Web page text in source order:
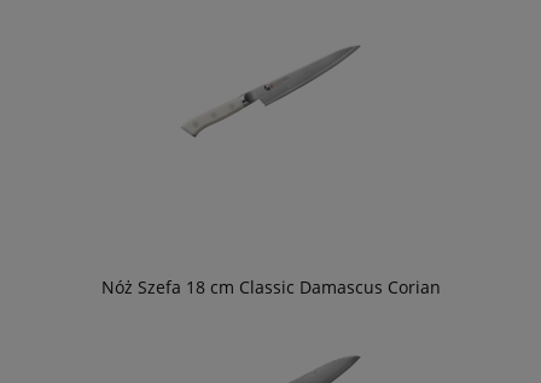
Nóż Szefa 18 cm Classic Damascus Corian